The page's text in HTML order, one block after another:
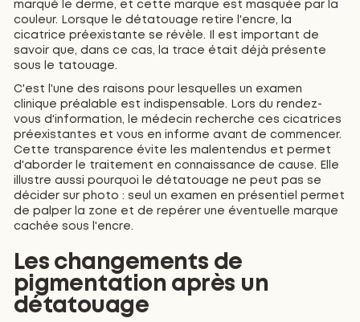
marqué le derme, et cette marque est masquée par la
couleur. Lorsque le détatouage retire l'encre, la
cicatrice préexistante se révèle. Il est important de
savoir que, dans ce cas, la trace était déjà présente
sous le tatouage.
C'est l'une des raisons pour lesquelles un examen
clinique préalable est indispensable. Lors du rendez-
vous d'information, le médecin recherche ces cicatrices
préexistantes et vous en informe avant de commencer.
Cette transparence évite les malentendus et permet
d'aborder le traitement en connaissance de cause. Elle
illustre aussi pourquoi le détatouage ne peut pas se
décider sur photo : seul un examen en présentiel permet
de palper la zone et de repérer une éventuelle marque
cachée sous l'encre.
Les changements de
pigmentation après un
détatouage